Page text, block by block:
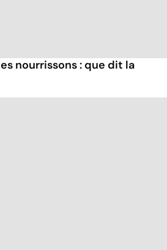
nourrissons : que dit la